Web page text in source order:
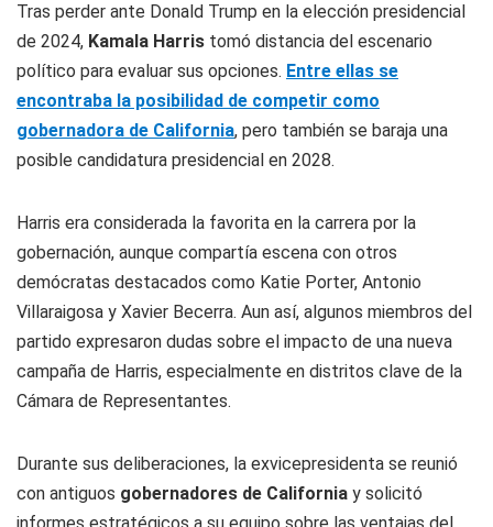
Tras perder ante Donald Trump en la elección presidencial
de 2024, Kamala Harris tomó distancia del escenario
político para evaluar sus opciones. Entre ellas se
encontraba la posibilidad de competir como
gobernadora de California, pero también se baraja una
posible candidatura presidencial en 2028.
Harris era considerada la favorita en la carrera por la
gobernación, aunque compartía escena con otros
demócratas destacados como Katie Porter, Antonio
Villaraigosa y Xavier Becerra. Aun así, algunos miembros del
partido expresaron dudas sobre el impacto de una nueva
campaña de Harris, especialmente en distritos clave de la
Cámara de Representantes.
Durante sus deliberaciones, la exvicepresidenta se reunió
con antiguos gobernadores de California y solicitó